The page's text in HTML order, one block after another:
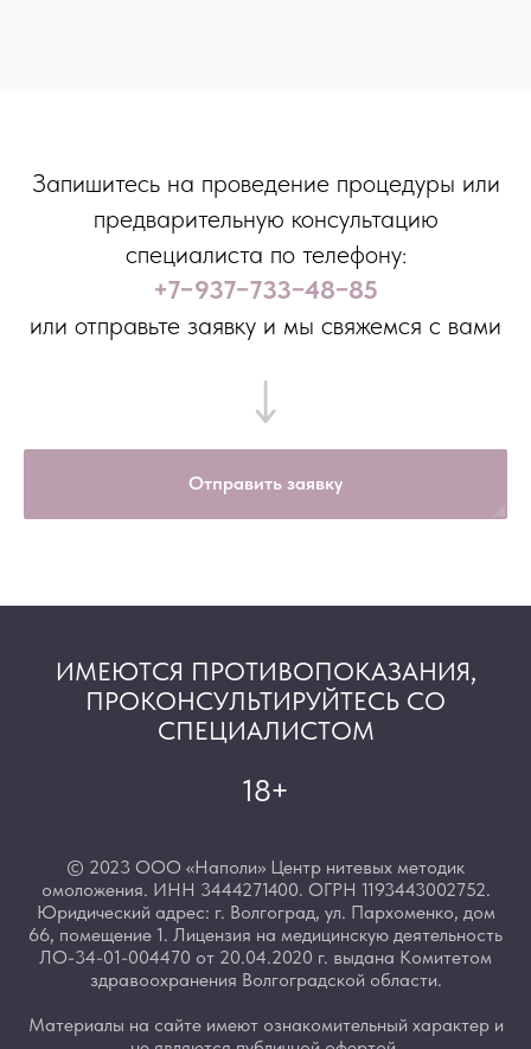
Запишитесь на проведение процедуры или
предварительную консультацию
специалиста по телефону:
+7−937−733−48−85
или отправьте заявку и мы свяжемся с вами
Отправить заявку
ИМЕЮТСЯ ПРОТИВОПОКАЗАНИЯ,
ПРОКОНСУЛЬТИРУЙТЕСЬ СО
СПЕЦИАЛИСТОМ
18+
© 2023 ООО «Наполи» Центр нитевых методик
омоложения. ИНН 3444271400. ОГРН 1193443002752.
Юридический адрес: г. Волгоград, ул. Пархоменко, дом
66, помещение 1. Лицензия на медицинскую деятельность
ЛО-34-01-004470 от 20.04.2020 г. выдана Комитетом
здравоохранения Волгоградской области.
Материалы на сайте имеют ознакомительный характер и